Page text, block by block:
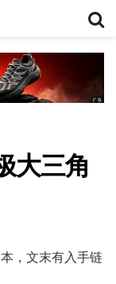
大三角
，文末有入手链